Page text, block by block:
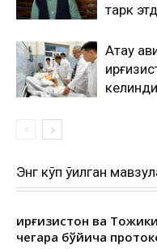
тарк
Ақтау
келинди
Энг кўп ўқилган
Қирғизистон ва
чегара бўйича